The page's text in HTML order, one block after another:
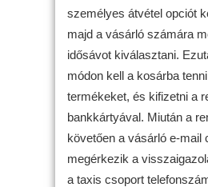
személyes átvétel opciót
majd a vásárló számára
idősávot kiválasztani.
módon kell a kosárba
termékeket, és kifizetni a
bankkártyával. Miután a
követően a vásárló e-mail
megérkezik a
a taxis csoport